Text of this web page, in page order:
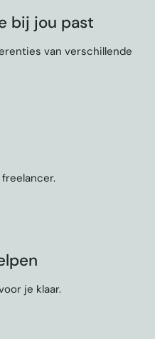
bij jou past
van verschillende
je klaar.